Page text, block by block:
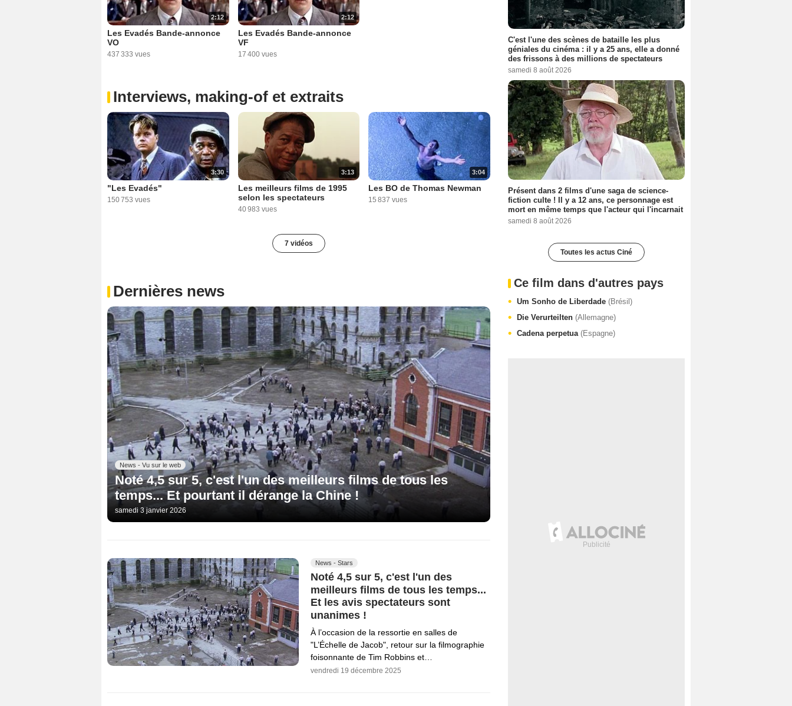
2:12
Les Evadés Bande-annonce
VO
437 333 vues
2:12
Les Evadés Bande-annonce
VF
17 400 vues
Interviews, making-of et extraits
3:30
"Les Evadés"
150 753 vues
3:13
Les meilleurs films de 1995
selon les spectateurs
40 983 vues
3:04
Les BO de Thomas Newman
15 837 vues
7 vidéos
Dernières news
News - Vu sur le web
Noté 4,5 sur 5, c'est l'un des meilleurs films de tous les
temps... Et pourtant il dérange la Chine !
samedi 3 janvier 2026
News - Stars
Noté 4,5 sur 5, c'est l'un des
meilleurs films de tous les temps...
Et les avis spectateurs sont
unanimes !
À l’occasion de la ressortie en salles de
"L’Échelle de Jacob", retour sur la filmographie
foisonnante de Tim Robbins et…
vendredi 19 décembre 2025
C'est l'une des scènes de bataille les plus
géniales du cinéma : il y a 25 ans, elle a donné
des frissons à des millions de spectateurs
samedi 8 août 2026
Présent dans 2 films d'une saga de science-
fiction culte ! Il y a 12 ans, ce personnage est
mort en même temps que l'acteur qui l'incarnait
samedi 8 août 2026
Toutes les actus Ciné
Ce film dans d'autres pays
Um Sonho de Liberdade (Brésil)
Die Verurteilten (Allemagne)
Cadena perpetua (Espagne)